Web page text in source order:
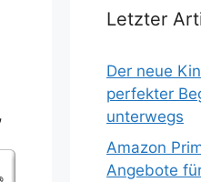
Letzter
Der neue
perfekter
unterwegs
Amazon
Angebote